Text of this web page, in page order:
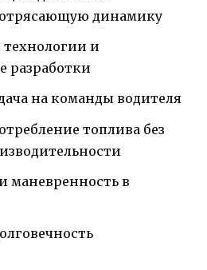
динамику
и
разработки
на команды водителя
топлива без
маневренность в